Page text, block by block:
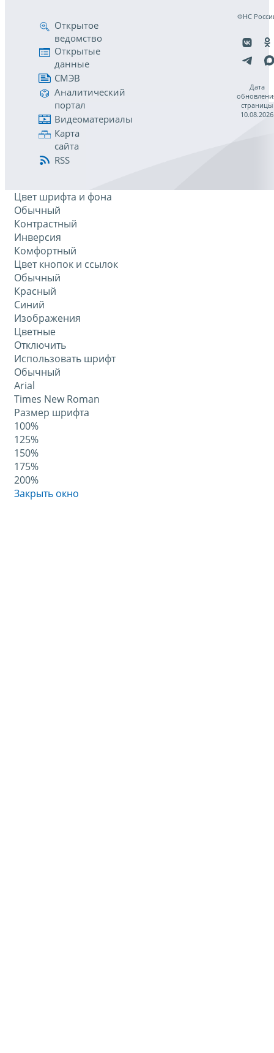
Открытое
ведомство
Открытые
данные
СМЭВ
Аналитический
портал
Видеоматериалы
Карта
сайта
RSS
ФНС
Дата
страницы
10.08.2026
Цвет шрифта и фона
Обычный
Контрастный
Инверсия
Комфортный
Цвет кнопок и ссылок
Обычный
Красный
Синий
Изображения
Цветные
Отключить
Использовать шрифт
Обычный
Arial
Times New Roman
Размер шрифта
100%
125%
150%
175%
200%
Закрыть окно